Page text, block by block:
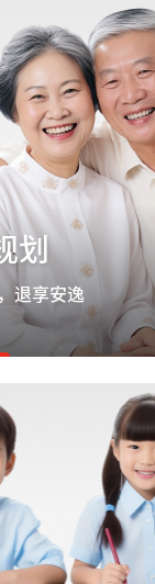
划
退享安逸